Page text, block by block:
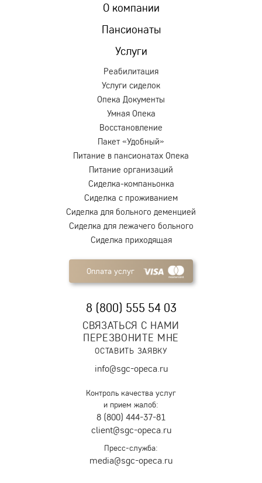
Пансионаты
Услуги
Реабилитация
Услуги сиделок
Опека Документы
Умная Опека
Восстановление
Пакет «Удобный»
Питание в пансионатах Опека
Питание организаций
Сиделка-компаньонка
Сиделка с проживанием
Сиделка для больного деменцией
Сиделка для лежачего больного
Сиделка приходящая
О компании
Оплата услуг
8 (800) 555 54 03
СВЯЗАТЬСЯ С НАМИ
ПЕРЕЗВОНИТЕ МНЕ
ОСТАВИТЬ ЗАЯВКУ
info@sgc-opeca.ru
Контроль качества услуг
и прием жалоб:
8 (800) 444-37-81
client@sgc-opeca.ru
Пресс-служба:
media@sgc-opeca.ru